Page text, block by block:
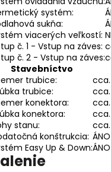
systém:
sukňa:
viacerých veľkostí:
č. 1 - Vstup na záves:
č. 2 - Vstup na záves:
Stavebníctvo
trubice:
trubice:
konektora:
konektora:
stanu:
konštrukcia: ÁNO
Easy Up & Down:ÁNO